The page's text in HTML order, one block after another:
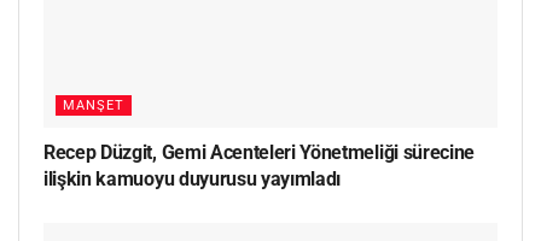
MANŞET
Recep Düzgit, Gemi Acenteleri Yönetmeliği sürecine
ilişkin kamuoyu duyurusu yayımladı